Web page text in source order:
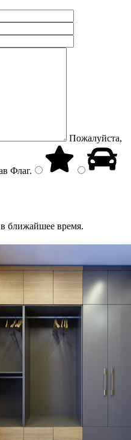
Пожалуйста,
Флаг.
ближайшее время.